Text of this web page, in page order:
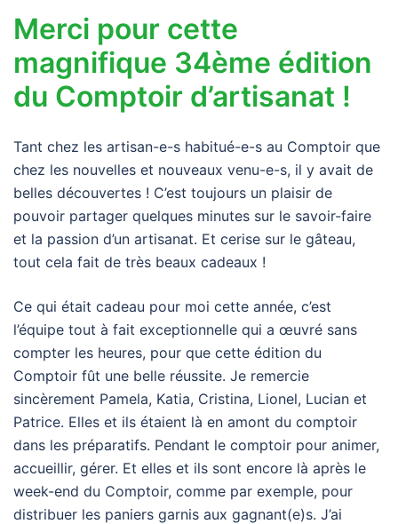
Merci pour cette
magnifique 34ème édition
du Comptoir d’artisanat !
Tant chez les artisan-e-s habitué-e-s au Comptoir que
chez les nouvelles et nouveaux venu-e-s, il y avait de
belles découvertes ! C’est toujours un plaisir de
pouvoir partager quelques minutes sur le savoir-faire
et la passion d’un artisanat. Et cerise sur le gâteau,
tout cela fait de très beaux cadeaux !
Ce qui était cadeau pour moi cette année, c’est
l’équipe tout à fait exceptionnelle qui a œuvré sans
compter les heures, pour que cette édition du
Comptoir fût une belle réussite. Je remercie
sincèrement Pamela, Katia, Cristina, Lionel, Lucian et
Patrice. Elles et ils étaient là en amont du comptoir
dans les préparatifs. Pendant le comptoir pour animer,
accueillir, gérer. Et elles et ils sont encore là après le
week-end du Comptoir, comme par exemple, pour
distribuer les paniers garnis aux gagnant(e)s. J’ai